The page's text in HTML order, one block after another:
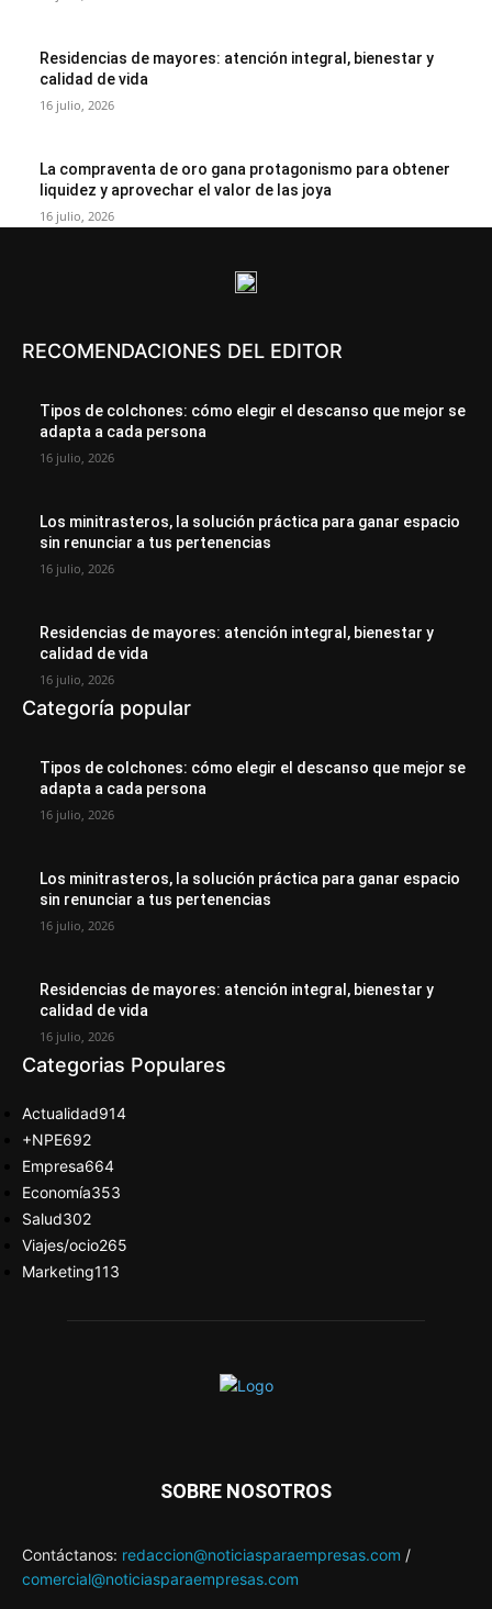
Residencias de mayores: atención integral, bienestar y
calidad de vida
16 julio, 2026
La compraventa de oro gana protagonismo para obtener
liquidez y aprovechar el valor de las joya
16 julio, 2026
RECOMENDACIONES DEL EDITOR
Tipos de colchones: cómo elegir el descanso que mejor se
adapta a cada persona
16 julio, 2026
Los minitrasteros, la solución práctica para ganar espacio
sin renunciar a tus pertenencias
16 julio, 2026
Residencias de mayores: atención integral, bienestar y
calidad de vida
16 julio, 2026
Categoría popular
Tipos de colchones: cómo elegir el descanso que mejor se
adapta a cada persona
16 julio, 2026
Los minitrasteros, la solución práctica para ganar espacio
sin renunciar a tus pertenencias
16 julio, 2026
Residencias de mayores: atención integral, bienestar y
calidad de vida
16 julio, 2026
Categorias Populares
Actualidad914
+NPE692
Empresa664
Economía353
Salud302
Viajes/ocio265
Marketing113
SOBRE NOSOTROS
Contáctanos: redaccion@noticiasparaempresas.com /
comercial@noticiasparaempresas.com